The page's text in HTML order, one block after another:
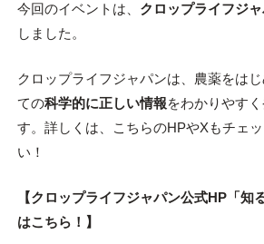
今回のイベントは、 クロップライフジ
しました。
クロップライフジャパンは、農薬をは
ての科学的に正しい情報をわかりやす
す。詳しくは、こちらのHPやXもチェ
い！
【クロップライフジャパン公式HP「知
はこちら！】